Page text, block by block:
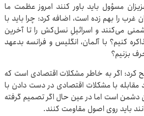
مسؤول باید باور کنند امروز عظمت ما
غرب را بهم زده است، اضافه کرد: چرا باید با
می‌کنند و اسرائیلِ نسل‌کش را تا آخرین
کنیم؟ با آلمان، انگلیس و فرانسه بدعهد
بزنیم؟
کرد: اگر به خاطر مشکلات اقتصادی است که
با مشکلات اقتصادی در دست دادن با
است اما در عین حال اگر تصمیم گرفته
باید روی اصول مقاومت کنند.